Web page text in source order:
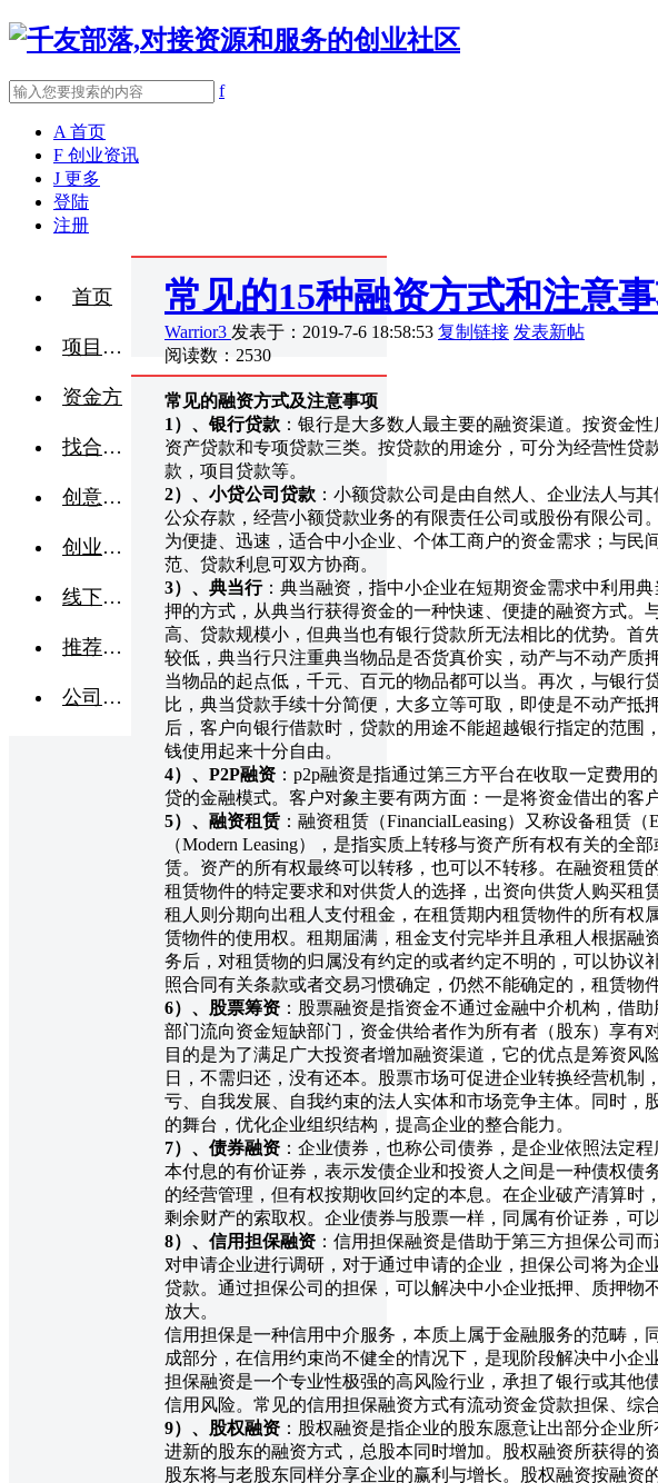
f
A 首页
F 创业资讯
J 更多
登陆
注册
首页
项目融资
资金方
找合伙人
创意点子
创业交流
线下活动
推荐企业
公司转让
常见的15种融资方式和注意
Warrior3 发表于：2019-7-6 18:58:53 复制链接 发表新帖
阅读数：2530
常见的融资方式及注意事项
1 ）、银行贷款 ：银行是大多数人最主要的融资渠道。按资金
资产贷款和专项贷款三类。按贷款的用途分，可分为经营性贷
款，项目贷款等。
2）、小贷公司贷款 ：小额贷款公司是由自然人、企业法人与
公众存款，经营小额贷款业务的有限责任公司或股份有限公司
为便捷、迅速，适合中小企业、个体工商户的资金需求；与民
范、贷款利息可双方协商。
3）、典当行：典当融资，指中小企业在短期资金需求中利用
押的方式，从典当行获得资金的一种快速、便捷的融资方式。
高、贷款规模小，但典当也有银行贷款所无法相比的优势。首
较低，典当行只注重典当物品是否货真价实，动产与不动产质
当物品的起点低，千元、百元的物品都可以当。再次，与银行
比，典当贷款手续十分简便，大多立等可取，即使是不动产抵
后，客户向银行借款时，贷款的用途不能超越银行指定的范围
钱使用起来十分自由。
4）、P2P融资 ：p2p融资是指通过第三方平台在收取一定费用
贷的金融模式。客户对象主要有两方面：一是将资金借出的客
5）、融资租赁 ：融资租赁（FinancialLeasing）又称设备租赁（
（Modern Leasing），是指实质上转移与资产所有权有关的全
赁。资产的所有权最终可以转移，也可以不转移。在融资租赁
租赁物件的特定要求和对供货人的选择，出资向供货人购买租
租人则分期向出租人支付租金，在租赁期内租赁物件的所有权
赁物件的使用权。租期届满，租金支付完毕并且承租人根据融
务后，对租赁物的归属没有约定的或者约定不明的，可以协议
照合同有关条款或者交易习惯确定，仍然不能确定的，租赁物
6）、股票筹资 ：股票融资是指资金不通过金融中介机构，借
部门流向资金短缺部门，资金供给者作为所有者（股东）享有
目的是为了满足广大投资者增加融资渠道，它的优点是筹资风
日，不需归还，没有还本。股票市场可促进企业转换经营机制
亏、自我发展、自我约束的法人实体和市场竞争主体。同时，
的舞台，优化企业组织结构，提高企业的整合能力。
7）、债券融资 ：企业债券，也称公司债券，是企业依照法定
本付息的有价证券，表示发债企业和投资人之间是一种债权债
的经营管理，但有权按期收回约定的本息。在企业破产清算时
剩余财产的索取权。企业债券与股票一样，同属有价证券，可
8）、信用担保融资 ：信用担保融资是借助于第三方担保公司
对申请企业进行调研，对于通过申请的企业，担保公司将为企
贷款。通过担保公司的担保，可以解决中小企业抵押、质押物
放大。
信用担保是一种信用中介服务，本质上属于金融服务的范畴，
成部分，在信用约束尚不健全的情况下，是现阶段解决中小企
担保融资是一个专业性极强的高风险行业，承担了银行或其他
信用风险。常见的信用担保融资方式有流动资金贷款担保、综
9）、股权融资 ：股权融资是指企业的股东愿意让出部分企业
进新的股东的融资方式，总股本同时增加。股权融资所获得的
股东将与老股东同样分享企业的赢利与增长。股权融资按融资